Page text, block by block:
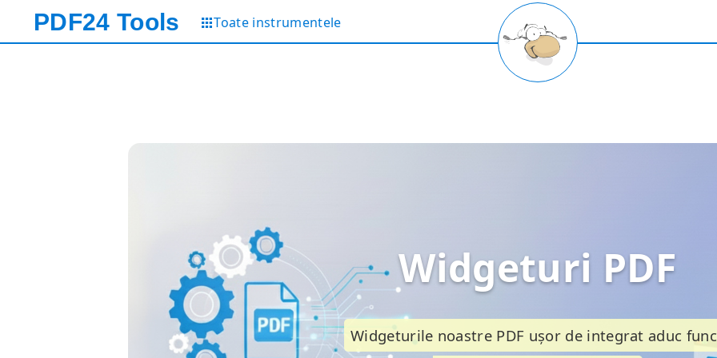
PDF24 Tools Toate instrumentele
Widgeturi PDF
Widgeturile noastre PDF ușor de integrat aduc